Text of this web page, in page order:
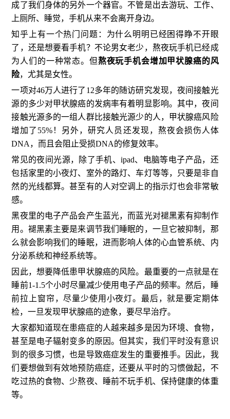
成了我们身体的另外一个器官。不管是出去游玩、工作、
上厕所、睡觉，手机从来不会离开身边。
知乎上有一个热门问题：为什么明明已经困得睁不开眼
了，还是想要看手机？不论男女老少，熬夜玩手机已经成
为人们的一种常态。但熬夜玩手机会增加甲状腺癌的风
险，尤其是女性。
一项对46万人进行了12多年的随访研究发现，夜间接触光
源的多少对甲状腺癌的发病率有着明显影响。其中，夜间
接触光源多的一组人群比接触光源少的人，甲状腺癌风险
增加了55%！另外，研究人员还发现，熬夜会损伤人体
DNA，而且会阻止受损DNA的修复效率。
常见的夜间光源，除了手机、ipad、电脑等电子产品，还
包括家里的小夜灯、室外的路灯、车灯等等，只要是非自
然的光线都算。甚至有的人对空调上的指示灯也会非常敏
感。
黑夜里的电子产品会产生蓝光，而蓝光对褪黑素有抑制作
用。褪黑素主要是来调节我们睡眠的，一旦它被抑制，那
么就会影响我们的睡眠，进而影响人体的心血管系统、内
分泌系统和神经系统等。
因此，想要降低患甲状腺癌的风险。最重要的一点就是在
睡前1-1.5个小时尽量减少使用电子产品的频率。然后，睡
前拉上窗帘，尽量少使用小夜灯。最后，就是要定期体
检，一旦发现甲状腺癌的迹象，要尽早治疗。
大家都知道现在患癌症的人越来越多是因为环境、食物，
甚至是电子辐射变多的原因。但其实，我们平时没有意识
到的很多习惯，也是导致癌症发生的重要推手。因此，我
们要想做到有效地预防癌症，还要从平时的习惯做起，不
吃过热的食物、少熬夜、睡前不玩手机、保持健康的体重
等。